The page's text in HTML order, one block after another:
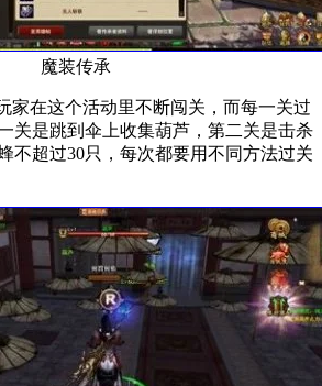
魔装传承
家在这个活动里不断闯关，而每一关过
关是跳到伞上收集葫芦，第二关是击杀
不超过30只，每次都要用不同方法过关